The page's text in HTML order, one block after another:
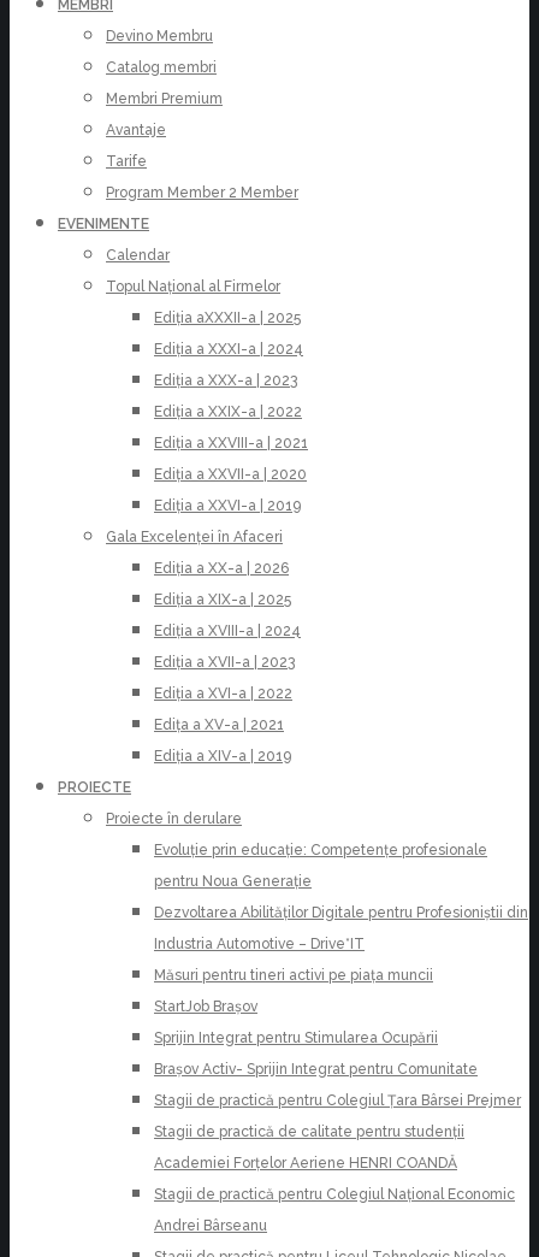
MEMBRI
Devino Membru
Catalog membri
Membri Premium
Avantaje
Tarife
Program Member 2 Member
EVENIMENTE
Calendar
Topul Național al Firmelor
Ediția aXXXII-a | 2025
Ediția a XXXI-a | 2024
Ediția a XXX-a | 2023
Ediția a XXIX-a | 2022
Ediția a XXVIII-a | 2021
Ediția a XXVII-a | 2020
Ediția a XXVI-a | 2019
Gala Excelenței în Afaceri
Ediția a XX-a | 2026
Ediția a XIX-a | 2025
Ediția a XVIII-a | 2024
Ediția a XVII-a | 2023
Ediția a XVI-a | 2022
Edița a XV-a | 2021
Ediția a XIV-a | 2019
PROIECTE
Proiecte în derulare
Evoluție prin educație: Competențe profesionale
pentru Noua Generație
Dezvoltarea Abilităților Digitale pentru Profesioniștii din
Industria Automotive – Drive*IT
Măsuri pentru tineri activi pe piața muncii
StartJob Brașov
Sprijin Integrat pentru Stimularea Ocupării
Brașov Activ- Sprijin Integrat pentru Comunitate
Stagii de practică pentru Colegiul Țara Bârsei Prejmer
Stagii de practică de calitate pentru studenții
Academiei Forțelor Aeriene HENRI COANDĂ
Stagii de practică pentru Colegiul Național Economic
Andrei Bârseanu